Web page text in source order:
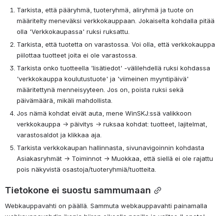
Tarkista, että pääryhmä, tuoteryhmä, aliryhmä ja tuote on
määritelty meneväksi verkkokauppaan. Jokaiselta kohdalla pitää
olla 'Verkkokaupassa' ruksi ruksattu.
Tarkista, että tuotetta on varastossa. Voi olla, että verkkokauppa
piilottaa tuotteet joita ei ole varastossa.
Tarkista onko tuotteella 'lisätiedot' -välilehdellä ruksi kohdassa
'verkkokauppa koulutustuote' ja 'viimeinen myyntipäivä'
määritettynä menneisyyteen. Jos on, poista ruksi sekä
päivämäärä, mikäli mahdollista.
Jos nämä kohdat eivät auta, mene WinSKJ:ssä valikkoon
verkkokauppa → päivitys → ruksaa kohdat: tuotteet, lajitelmat,
varastosaldot ja klikkaa aja.
Tarkista verkkokaupan hallinnasta, sivunavigoinnin kohdasta
Asiakasryhmät → Toiminnot → Muokkaa, että siellä ei ole rajattu
pois näkyvistä osastoja/tuoteryhmiä/tuotteita.
Tietokone ei suostu sammumaan
Webkauppavahti on päällä. Sammuta webkauppavahti painamalla